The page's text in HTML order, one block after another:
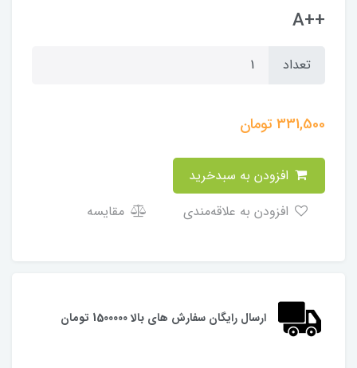
++A
تعداد
331,500تومان
مقایسه
ارسال رایگان سفارش های بالا 1500000 تومان